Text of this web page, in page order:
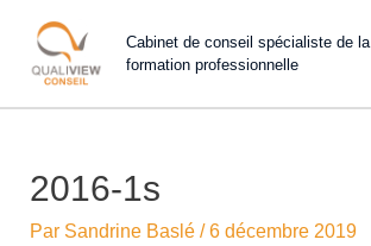
Cabinet de conseil spécialiste de la
formation professionnelle
2016-1s
Par Sandrine Baslé /6 décembre 2019